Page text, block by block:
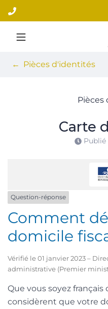
Aller
au
contenu
Pièces d'identités
Pièces
Carte
Publié
Question-réponse
Comment
domicile
Vérifié le 01 janvier 2023 –
administrative (Premier
Que vous soyez
considèrent que votre